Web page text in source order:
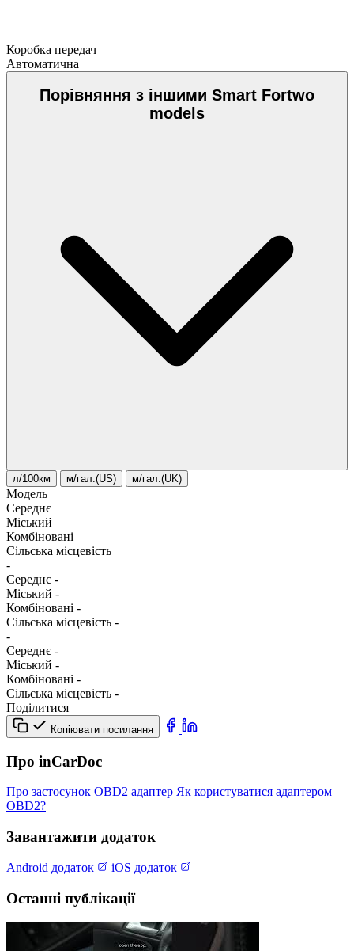
Коробка передач
Автоматична
Порівняння з іншими Smart Fortwo
models
л/100км м/гал.(US) м/гал.(UK)
Модель
Середнє
Міський
Комбіновані
Сільська місцевість
-
Середнє -
Міський -
Комбіновані -
Сільська місцевість -
-
Середнє -
Міський -
Комбіновані -
Сільська місцевість -
Поділитися
Копіювати посилання
Про inCarDoc
Про застосунок OBD2 адаптер Як користуватися адаптером
OBD2?
Завантажити додаток
Android додаток iOS додаток
Останні публікації